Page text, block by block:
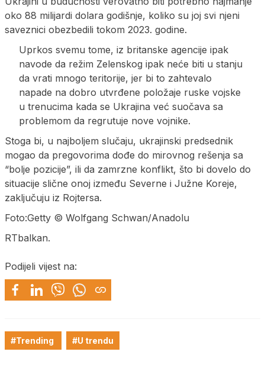
oko 88 milijardi dolara godišnje, koliko su joj svi njeni
saveznici obezbedili tokom 2023. godine.
Uprkos svemu tome, iz britanske agencije ipak
navode da režim Zelenskog ipak neće biti u stanju
da vrati mnogo teritorije, jer bi to zahtevalo
napade na dobro utvrđene položaje ruske vojske
u trenucima kada se Ukrajina već suočava sa
problemom da regrutuje nove vojnike.
Stoga bi, u najboljem slučaju, ukrajinski predsednik
mogao da pregovorima dođe do mirovnog rešenja sa
“bolje pozicije”, ili da zamrzne konflikt, što bi dovelo do
situacije slične onoj između Severne i Južne Koreje,
zaključuju iz Rojtersa.
Foto:Getty © Wolfgang Schwan/Anadolu
RTbalkan.
Podijeli vijest na:
#Trending #U trendu